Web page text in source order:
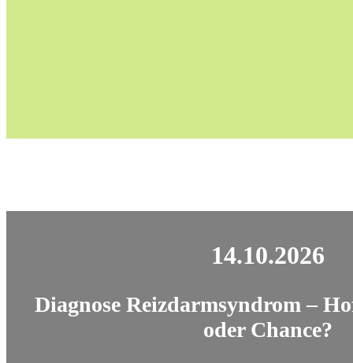
14.10.2026
Diagnose Reizdarmsyndrom –
oder Chance?